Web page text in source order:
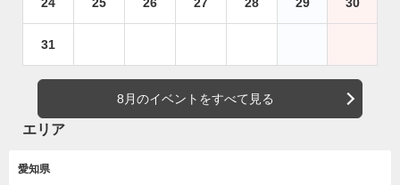
24 25 26 27 28 29 30
31
8月のイベントをすべて見る
エリア
愛知県